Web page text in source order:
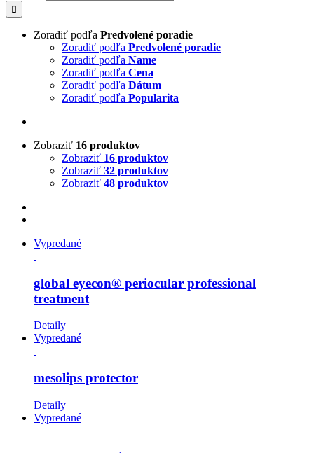
Zoradiť podľa Predvolené poradie
Zoradiť podľa Predvolené poradie
Zoradiť podľa Name
Zoradiť podľa Cena
Zoradiť podľa Dátum
Zoradiť podľa Popularita
Zobraziť 16 produktov
Zobraziť 16 produktov
Zobraziť 32 produktov
Zobraziť 48 produktov
Vypredané
global eyecon® periocular professional
treatment
Detaily
Vypredané
mesolips protector
Detaily
Vypredané